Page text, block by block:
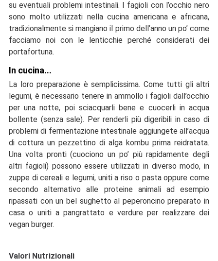
su eventuali problemi intestinali. I fagioli con l’occhio nero
sono molto utilizzati nella cucina americana e africana,
tradizionalmente si mangiano il primo dell’anno un po’ come
facciamo noi con le lenticchie perché considerati dei
portafortuna.
In cucina...
La loro preparazione è semplicissima. Come tutti gli altri
legumi, è necessario tenere in ammollo i fagioli dall’occhio
per una notte, poi sciacquarli bene e cuocerli in acqua
bollente (senza sale). Per renderli più digeribili in caso di
problemi di fermentazione intestinale aggiungete all’acqua
di cottura un pezzettino di alga kombu prima reidratata.
Una volta pronti (cuociono un po’ più rapidamente degli
altri fagioli) possono essere utilizzati in diverso modo, in
zuppe di cereali e legumi, uniti a riso o pasta oppure come
secondo alternativo alle proteine animali ad esempio
ripassati con un bel sughetto al peperoncino preparato in
casa o uniti a pangrattato e verdure per realizzare dei
vegan burger.
Valori Nutrizionali